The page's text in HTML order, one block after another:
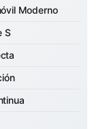
Moderno
S